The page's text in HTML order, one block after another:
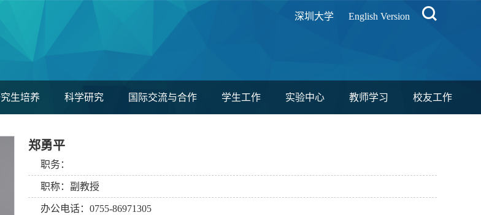
深圳大学 English Version
生培养 科学研究 国际交流与合作 学生工作 实验中心 教师学习 校友工作
郑勇平
职务：
职称：副教授
办公电话：0755-86971305